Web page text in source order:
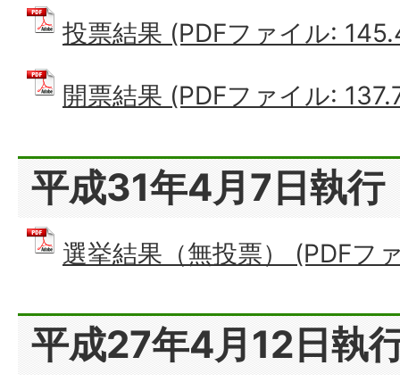
投票結果 (PDFファイル:
開票結果 (PDFファイル:
平成31年4月7日執行
選挙結果（無投票） (PDFフ
平成27年4月12日執